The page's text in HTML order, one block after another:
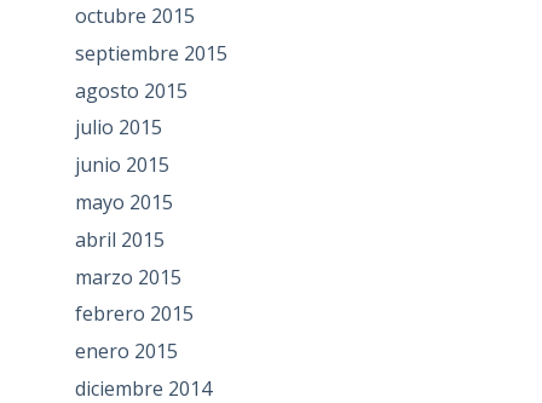
octubre 2015
septiembre 2015
agosto 2015
julio 2015
junio 2015
mayo 2015
abril 2015
marzo 2015
febrero 2015
enero 2015
diciembre 2014